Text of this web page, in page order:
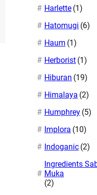
Intip Rahasia Makeup No
Video Honk! yang Memukau
August 7, 2026
Harlette (1)
Hatomugi (6)
Haum (1)
Herborist (1)
Hiburan (19)
Himalaya (2)
Humphrey (5)
Implora (10)
Indoganic (2)
Ingredients
Muka
(2)